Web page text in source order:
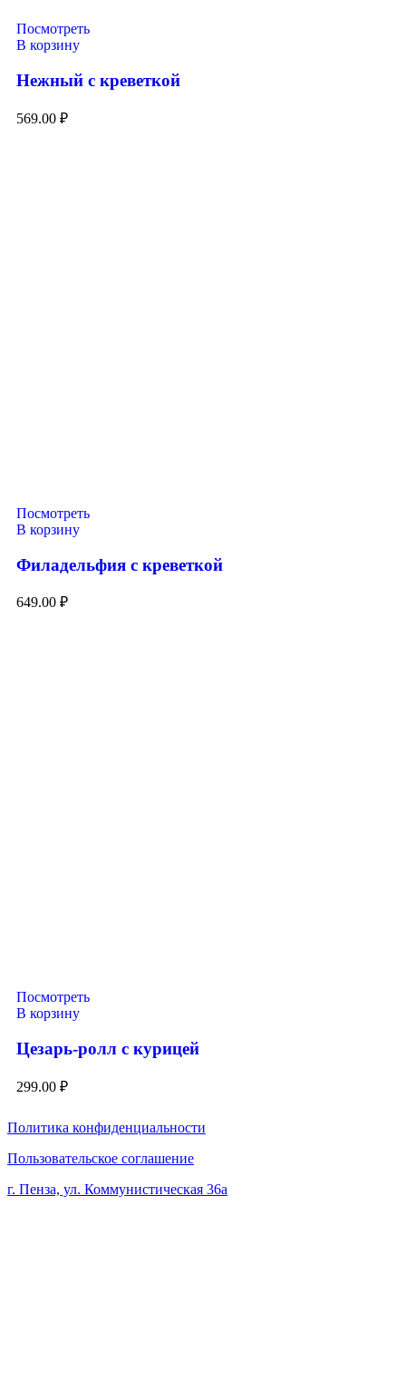
Посмотреть
В корзину
Нежный с креветкой
569.00 ₽
Посмотреть
В корзину
Филадельфия с креветкой
649.00 ₽
Посмотреть
В корзину
Цезарь-ролл с курицей
299.00 ₽
Политика конфиденциальности
Пользовательское соглашение
г. Пенза, ул. Коммунистическая 36а